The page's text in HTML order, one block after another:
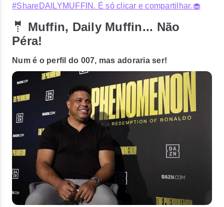
#ShareDAILYMUFFIN. É só clicar e compartilhar.🧁
🤵 Muffin, Daily Muffin... Não
Péra!
Num é o perfil do 007, mas adoraria ser!